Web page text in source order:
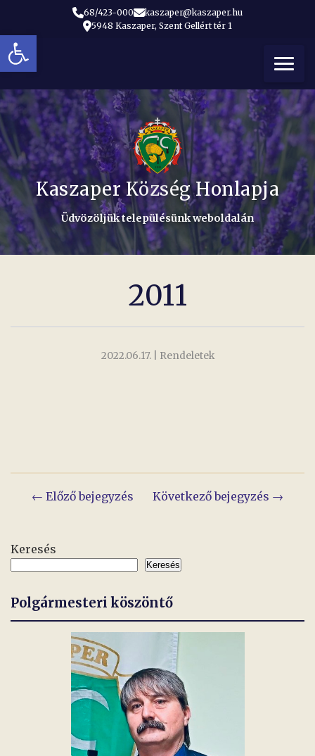
Eszköztár megnyitása
68/423-000
kaszaper@kaszaper.hu
5948 Kaszaper, Szent Gellért tér 1
Kaszaper Község Honlapja
Üdvözöljük településünk weboldalán
Keresés
Keresés
Polgármesteri köszöntő
2011
2022.06.17. | Rendeletek
Bejegyzés
← Előző bejegyzés Következő bejegyzés →